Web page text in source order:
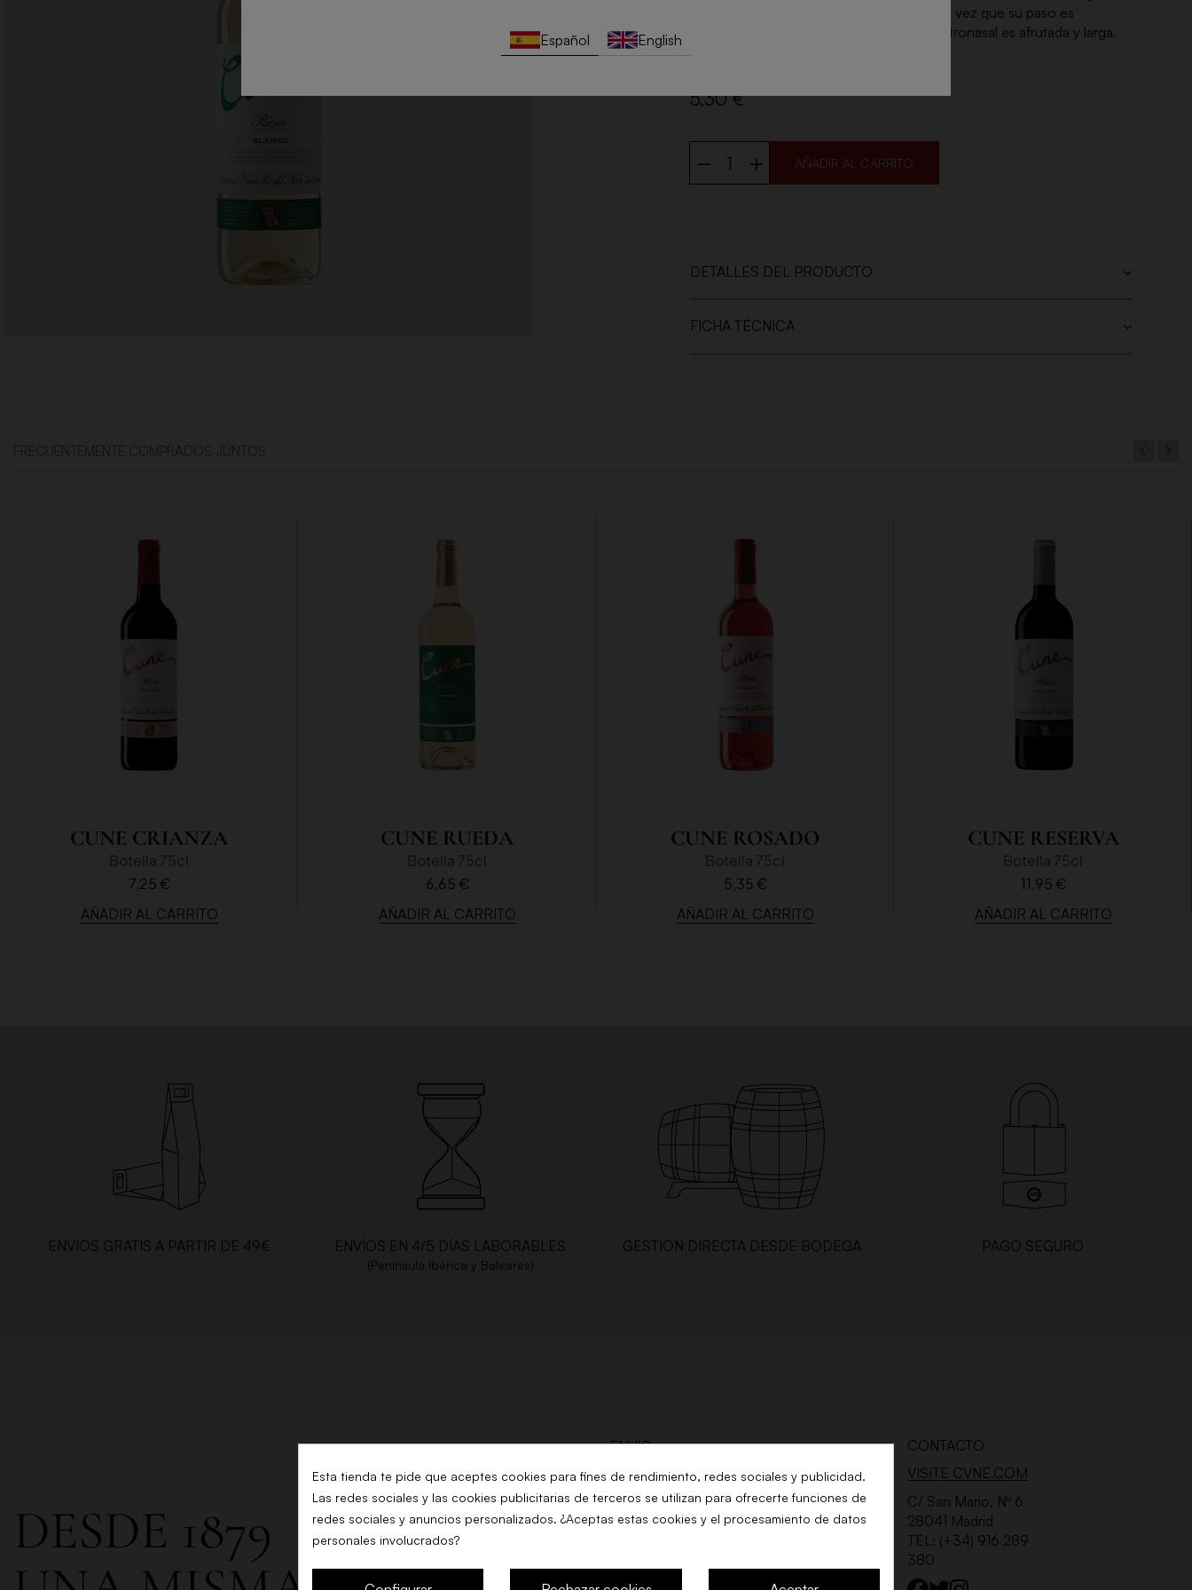
Español English
afrutado. En boca su entrada es suave a la vez que su paso es
marcado por la acidez típica del vino, la retronasal es afrutada y larga.
Es un vino elegante, fino y a la vez alegre.
5,30 €
AÑADIR AL CARRITO
DETALLES DEL PRODUCTO
FICHA TÉCNICA
CUNE CRIANZA
Botella 75cl
7,25 €
AÑADIR AL CARRITO
CUNE RUEDA
Botella 75cl
6,65 €
AÑADIR AL CARRITO
CUNE ROSADO
Botella 75cl
5,35 €
AÑADIR AL CARRITO
CUNE RESERVA
Botella 75cl
11,95 €
AÑADIR AL CARRITO
ENVIOS GRATIS A PARTIR DE 49€ ENVÍOS EN 4/5 DÍAS LABORABLES
(Península Ibérica y Baleares)
GESTIÓN DIRECTA DESDE BODEGA PAGO SEGURO
DESDE 1879
ENVÍO
AVISO LEGAL
TÉRMINOS Y CONDICIONES DE
COMPRA
POLÍTICA DE PRIVACIDAD
CONTACTO
VISITE CVNE.COM
C/ San Mario, Nº 6
28041 Madrid
TEL: (+34) 916 289
380
Esta tienda te pide que aceptes cookies para fines de rendimiento, redes sociales y publicidad.
Las redes sociales y las cookies publicitarias de terceros se utilizan para ofrecerte funciones de
redes sociales y anuncios personalizados. ¿Aceptas estas cookies y el procesamiento de datos
personales involucrados?